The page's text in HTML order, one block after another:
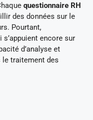
questionnaire RH
des données sur le
Pourtant,
encore sur
d’analyse et
le traitement des